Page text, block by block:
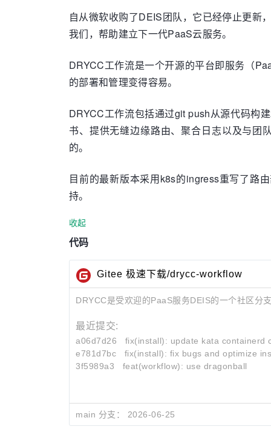
自从微软收购了DEIS团队，它已经停止更新
我们，帮助建立下一代PaaS云服务。
DRYCC工作流是一个开源的平台即服务（
的部署和管理变得容易。
DRYCC工作流包括通过git push从源代码构
书、提供无缝边缘路由、聚合日志以及与团
的。
目前的最新版本采用k8s的ingress重写了路
持。
收起
代码
Gitee 极速下载/drycc-workflow
DRYCC是受欢迎的PaaS服务DEIS的一个社区分
最近提交:
a06d7d26
fix(install): update kata containerd
e781d7bc
fix(install): fix bugs and optimize
3f5989a3
feat(workflow): use dragonball
main 分支： 2026-06-25